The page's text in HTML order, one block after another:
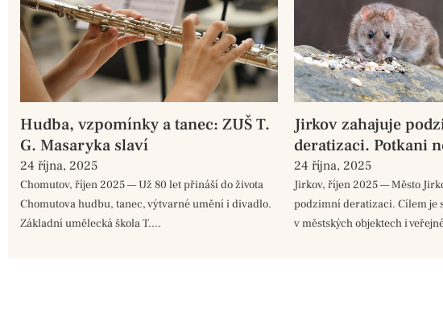
Hudba, vzpomínky a tanec: ZUŠ T.
G. Masaryka slaví
24 října, 2025
Chomutov, říjen 2025 — Už 80 let přináší do života
Chomutova hudbu, tanec, výtvarné umění i divadlo.
Základní umělecká škola T....
Jirkov zahajuje
deratizaci. Potkani
24 října, 2025
Jirkov, říjen 2025 — Město
podzimní deratizaci. Cílem je
v městských objektech i